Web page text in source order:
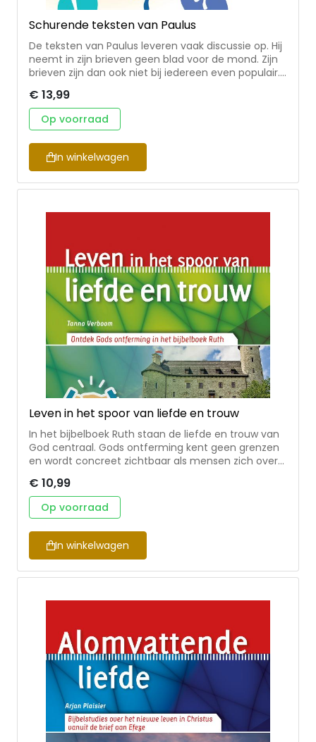
Schurende teksten van Paulus
De teksten van Paulus leveren vaak discussie op. Hij
neemt in zijn brieven geen blad voor de mond. Zijn
brieven zijn dan ook niet bij iedereen even populair.
zondaar’ ‘De man is het hoofd van de vrouw’ ‘Span
je in voor je redding’ De bijbelstudies in dit boek
helpen om deze en meer ‘lastige teksten’ van
kringgebruik.
€ 13,99
Op voorraad
In winkelwagen
Leven in het spoor van liefde en trouw
In het bijbelboek Ruth staan de liefde en trouw van
God centraal. Gods ontferming kent geen grenzen
en wordt concreet zichtbaar als mensen zich over
in deze acht bijbelstudies zien hoe het dienen van
God en van de naaste met elkaar verbonden zijn en
wat het betekent om te leven in het spoor van
gerechtigheid, gastvrijheid, omgang met migranten
en maatschappelijk verantwoord ondernemen.
Geschikt voor kringgebruik en persoonlijke studie.
€ 10,99
Op voorraad
In winkelwagen